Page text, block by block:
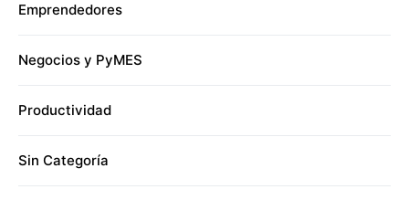
Emprendedores
Negocios y PyMES
Productividad
Sin Categoría